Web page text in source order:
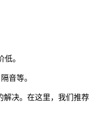
。
音等。
解决。在这里，我们推荐